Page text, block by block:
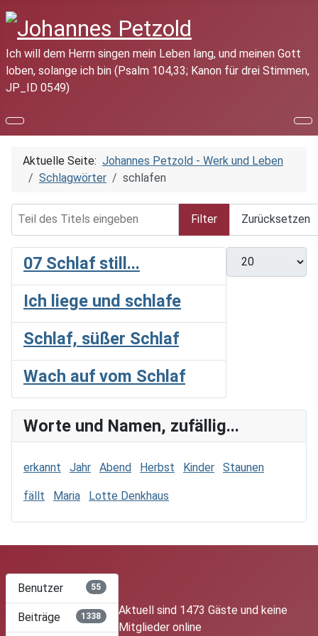
Ich will dem Herrn singen mein Leben lang, und meinen Gott
loben, solange ich bin (Psalm 104,33; Kanon für drei Stimmen,
JP_ID 0549)
Aktuelle Seite: Johannes Petzold - Werk und Leben
Schlagwörter
schlafen
Filter Zurücksetzen
Anzeige #
07 Schlaf still...
Ich liege und schlafe
Schlaf, süßer Schlaf
Wach auf vom Schlaf
Worte und Namen, zufällig...
erkannt Jahr Abend Herbst Kinder Staunen
fällt Maria Lotte Denkhaus
Benutzer 55
Beiträge 1338
Aktuell sind 1473 Gäste und keine
Mitglieder online